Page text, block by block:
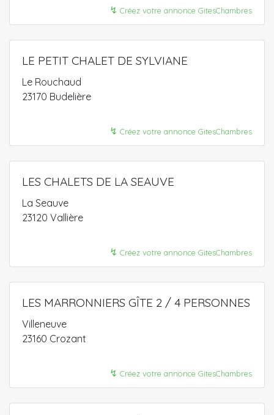
↯ Créez votre annonce GitesChambres
LE PETIT CHALET DE SYLVIANE
Le Rouchaud
23170 Budelière
↯ Créez votre annonce GitesChambres
LES CHALETS DE LA SEAUVE
La Seauve
23120 Vallière
↯ Créez votre annonce GitesChambres
LES MARRONNIERS GÎTE 2 / 4 PERSONNES
Villeneuve
23160 Crozant
↯ Créez votre annonce GitesChambres